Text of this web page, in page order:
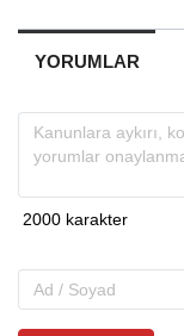
YORUMLAR